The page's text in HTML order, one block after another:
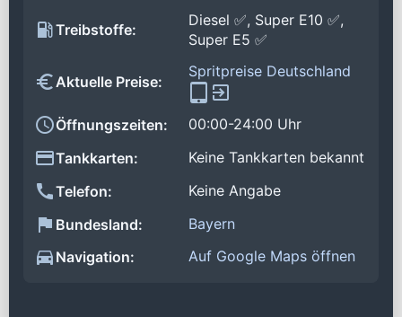
Treibstoffe:
Diesel ✅, Super E10 ✅,
Super E5 ✅
Aktuelle Preise:
Spritpreise Deutschland
Öffnungszeiten:
00:00-24:00 Uhr
Tankkarten:
Keine Tankkarten bekannt
Telefon:
Keine Angabe
Bundesland:
Bayern
Navigation:
Auf Google Maps öffnen